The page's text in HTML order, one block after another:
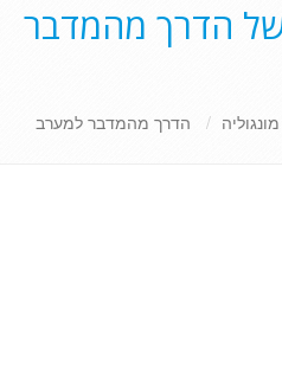
של הדרך מהמדבר
מונגוליה הדרך מהמדבר למערב